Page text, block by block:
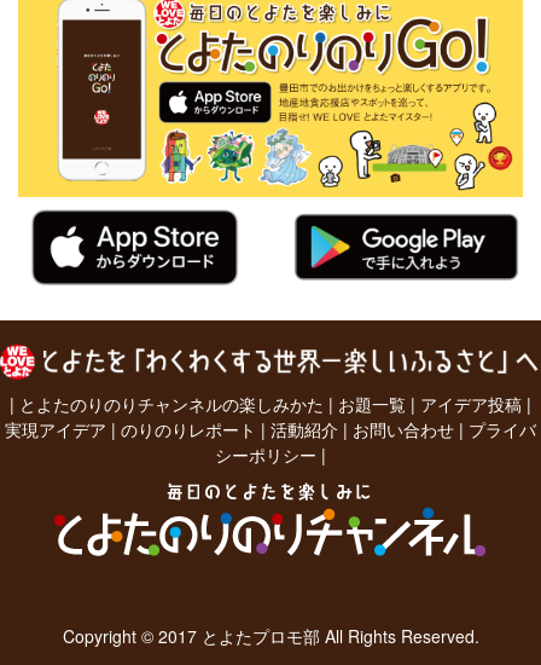
| とよたのりのりチャンネルの楽しみかた | お題一覧 | アイデア投稿 |
実現アイデア | のりのりレポート | 活動紹介 | お問い合わせ | プライバ
シーポリシー |
Copyright © 2017 とよたプロモ部 All Rights Reserved.